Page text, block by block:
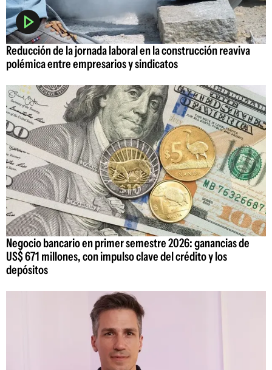
Reducción de la jornada laboral en la construcción reaviva
polémica entre empresarios y sindicatos
Negocio bancario en primer semestre 2026: ganancias de
US$ 671 millones, con impulso clave del crédito y los
depósitos